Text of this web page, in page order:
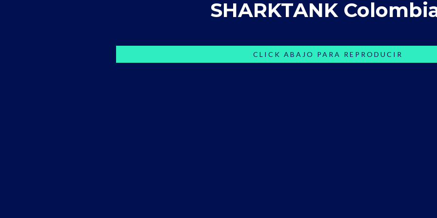
SHARKTANK
CLICK ABAJO PARA REPRODUCIR